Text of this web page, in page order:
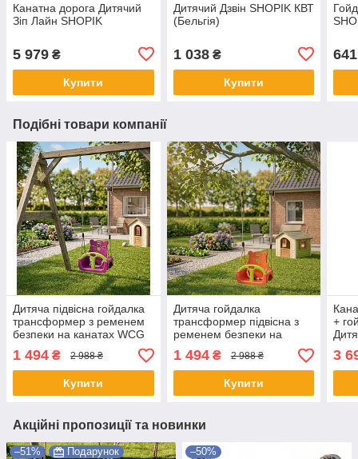
Канатна дорога Дитячий
Зіп Лайн SHOPIK
5 979 ₴
Купити
Дитячий Дзвін SHOPIK КВТ
(Бельгія)
1 038₴
Купити
641
Подібні товари компанії
Дитяча підвісна гойдалка
трансформер з ременем
безпеки на канатах WCG
Trix 3в1 для дому та
ігрового майданчику
39х30х38.5 см
1 494 ₴ 2 988 ₴
Купити
Дитяча гойдалка
трансформер підвісна з
ременем безпеки на
канатах WCG Trix 3в1 для
ігрового майданчику та
саду 39х30х38.5 см
1 494₴ 2 988 ₴
Купити
+
(Zip
3
Акційні пропозиції та новинки
–51% Подарунок –50%